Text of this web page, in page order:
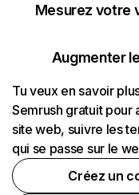
Mesurez votre
Augmenter
Tu veux en savoir
Semrush gratuit
site web, suivre les
qui se passe sur le
Créez un